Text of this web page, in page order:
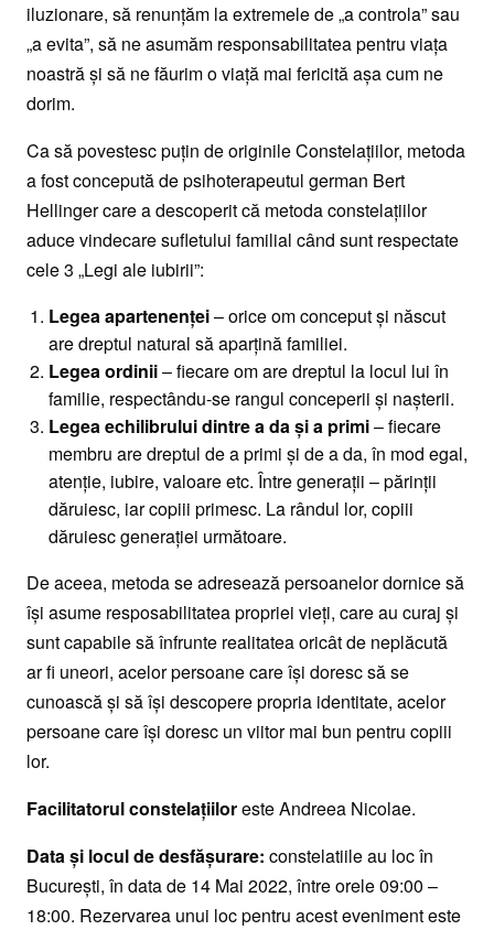
iluzionare, să renunțăm la extremele de „a controla” sau
„a evita”, să ne asumăm responsabilitatea pentru viața
noastră și să ne făurim o viață mai fericită așa cum ne
dorim.
Ca să povestesc puțin de originile Constelațiilor, metoda
a fost concepută de psihoterapeutul german Bert
Hellinger care a descoperit că metoda constelațiilor
aduce vindecare sufletului familial când sunt respectate
cele 3 „Legi ale iubirii”:
Legea apartenenței– orice om conceput și născut
are dreptul natural să aparțină familiei.
Legea ordinii– fiecare om are dreptul la locul lui în
familie, respectându-se rangul conceperii și nașterii.
Legea echilibrului dintre a da și a primi– fiecare
membru are dreptul de a primi și de a da, în mod egal,
atenție, iubire, valoare etc. Între generații – părinții
dăruiesc, iar copiii primesc. La rândul lor, copiii
dăruiesc generației următoare.
De aceea, metoda se adresează persoanelor dornice să
își asume resposabilitatea propriei vieți, care au curaj și
sunt capabile să înfrunte realitatea oricât de neplăcută
ar fi uneori, acelor persoane care își doresc să se
cunoască și să își descopere propria identitate, acelor
persoane care își doresc un viitor mai bun pentru copiii
lor.
Facilitatorul constelațiiloreste Andreea Nicolae.
Data și locul de desfășurare: constelatiile au loc în
București, în data de 14 Mai 2022, între orele 09:00 –
18:00. Rezervarea unui loc pentru acest eveniment este